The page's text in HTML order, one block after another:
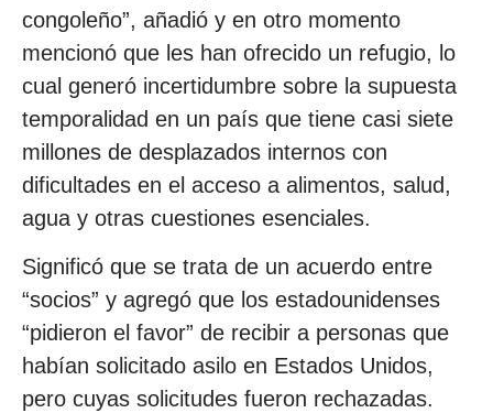
congoleño”, añadió y en otro momento
mencionó que les han ofrecido un refugio, lo
cual generó incertidumbre sobre la supuesta
temporalidad en un país que tiene casi siete
millones de desplazados internos con
dificultades en el acceso a alimentos, salud,
agua y otras cuestiones esenciales.
Significó que se trata de un acuerdo entre
“socios” y agregó que los estadounidenses
“pidieron el favor” de recibir a personas que
habían solicitado asilo en Estados Unidos,
pero cuyas solicitudes fueron rechazadas.